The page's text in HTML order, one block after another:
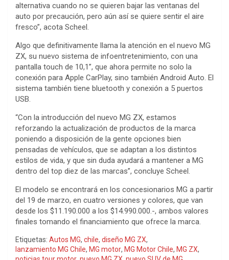
alternativa cuando no se quieren bajar las ventanas del
auto por precaución, pero aún así se quiere sentir el aire
fresco”, acota Scheel.
Algo que definitivamente llama la atención en el nuevo MG
ZX, su nuevo sistema de infoentretenimiento, con una
pantalla touch de 10,1”, que ahora permite no solo la
conexión para Apple CarPlay, sino también Android Auto. El
sistema también tiene bluetooth y conexión a 5 puertos
USB.
“Con la introducción del nuevo MG ZX, estamos
reforzando la actualización de productos de la marca
poniendo a disposición de la gente opciones bien
pensadas de vehículos, que se adaptan a los distintos
estilos de vida, y que sin duda ayudará a mantener a MG
dentro del top diez de las marcas”, concluye Scheel.
El modelo se encontrará en los concesionarios MG a partir
del 19 de marzo, en cuatro versiones y colores, que van
desde los $11.190.000 a los $14.990.000.-, ambos valores
finales tomando el financiamiento que ofrece la marca.
Etiquetas: Autos MG, chile, diseño MG ZX,
lanzamiento MG Chile, MG motor, MG Motor Chile, MG ZX,